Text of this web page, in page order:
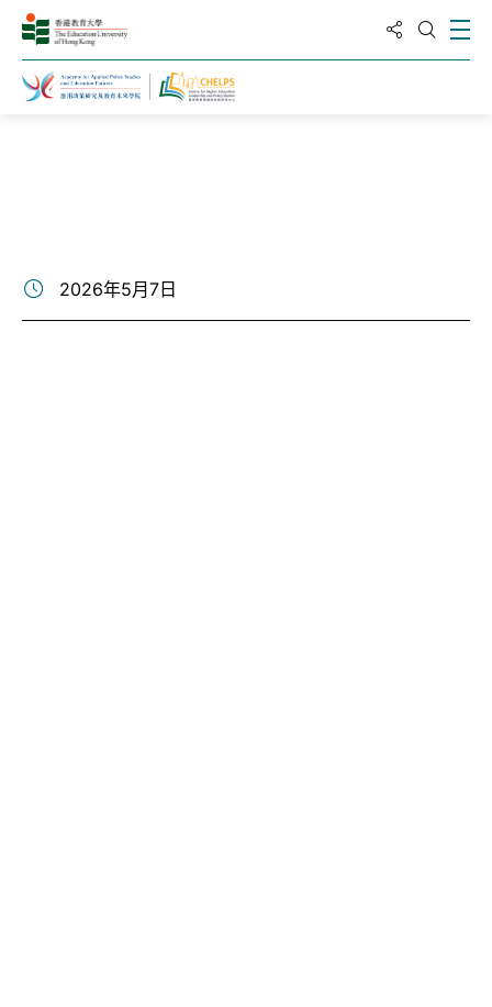
分享到
打開搜
打
2026年5月7日